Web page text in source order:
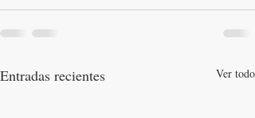
Entradas recientes Ver todo